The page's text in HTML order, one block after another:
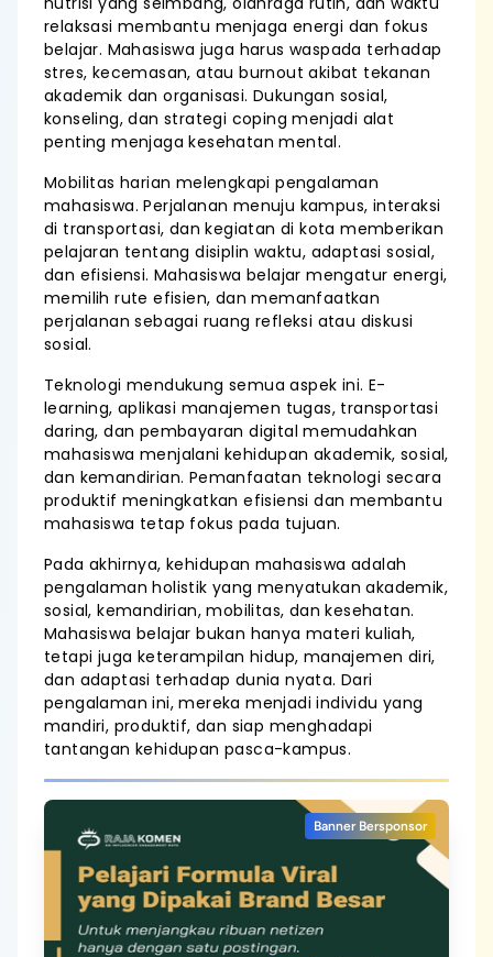
relaksasi membantu menjaga energi dan fokus
belajar. Mahasiswa juga harus waspada terhadap
stres, kecemasan, atau burnout akibat tekanan
akademik dan organisasi. Dukungan sosial,
konseling, dan strategi coping menjadi alat
penting menjaga kesehatan mental.
Mobilitas harian melengkapi pengalaman
mahasiswa. Perjalanan menuju kampus, interaksi
di transportasi, dan kegiatan di kota memberikan
pelajaran tentang disiplin waktu, adaptasi sosial,
dan efisiensi. Mahasiswa belajar mengatur energi,
memilih rute efisien, dan memanfaatkan
perjalanan sebagai ruang refleksi atau diskusi
sosial.
Teknologi mendukung semua aspek ini. E-
learning, aplikasi manajemen tugas, transportasi
daring, dan pembayaran digital memudahkan
mahasiswa menjalani kehidupan akademik, sosial,
dan kemandirian. Pemanfaatan teknologi secara
produktif meningkatkan efisiensi dan membantu
mahasiswa tetap fokus pada tujuan.
Pada akhirnya, kehidupan mahasiswa adalah
pengalaman holistik yang menyatukan akademik,
sosial, kemandirian, mobilitas, dan kesehatan.
Mahasiswa belajar bukan hanya materi kuliah,
tetapi juga keterampilan hidup, manajemen diri,
dan adaptasi terhadap dunia nyata. Dari
pengalaman ini, mereka menjadi individu yang
mandiri, produktif, dan siap menghadapi
tantangan kehidupan pasca-kampus.
Banner Bersponsor